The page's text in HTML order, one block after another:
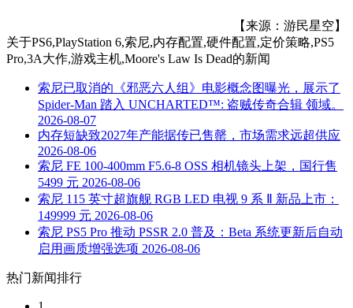
【来源：游民星空】
关于PS6,PlayStation 6,索尼,内存配置,硬件配置,定价策略,PS5
Pro,3A大作,游戏主机,Moore's Law Is Dead的新闻
索尼已取消的《邪恶六人组》电影概念图曝光，展示了
Spider-Man 踏入 UNCHARTED™: 盗贼传奇合辑 领域。
2026-08-07
内存短缺致2027年产能据传已售罄，市场需求远超供应
2026-08-06
索尼 FE 100-400mm F5.6-8 OSS 相机镜头上架，国行售
5499 元 2026-08-06
索尼 115 英寸超旗舰 RGB LED 电视 9 系 Ⅱ 新品上市：
149999 元 2026-08-06
索尼 PS5 Pro 推动 PSSR 2.0 普及：Beta 系统更新后自动
启用画质增强选项 2026-08-06
热门新闻排行